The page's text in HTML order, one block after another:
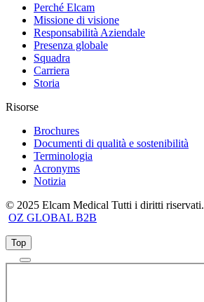
Perché Elcam
Missione di visione
Responsabilità Aziendale
Presenza globale
Squadra
Carriera
Storia
Risorse
Brochures
Documenti di qualità e sostenibilità
Terminologia
Acronyms
Notizia
© 2025 Elcam Medical Tutti i diritti riservati.
OZ GLOBAL B2B
Top